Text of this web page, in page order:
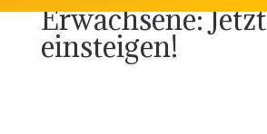
Erwachsene: Jetzt
einsteigen!